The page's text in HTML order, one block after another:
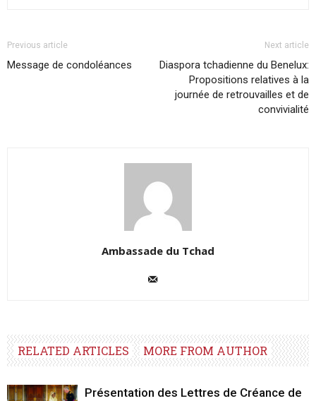
Previous article
Message de condoléances
Next article
Diaspora tchadienne du Benelux:
Propositions relatives à la
journée de retrouvailles et de
convivialité
Ambassade du Tchad
RELATED ARTICLES MORE FROM AUTHOR
Présentation des Lettres de Créance de